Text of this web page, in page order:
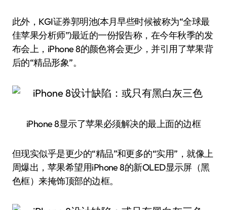
此外，KGI证券郭明池(本月早些时候被称为“全球最
佳苹果分析师”)最近的一份报告称，在今年秋季的发
布会上，iPhone 8的颜色将会更少，并引用了苹果背
后的“精品形象”。
iPhone 8显示了苹果必须解决的最上面的边框
但现实似乎是更少的“精品”和更多的“实用”，就像上
周爆出，苹果希望用iPhone 8的新OLED显示屏（黑
色框）来掩饰顶部的边框。